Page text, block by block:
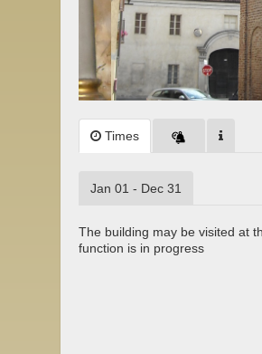
Times
Jan 01 - Dec 31
The building may be visited at
function is in progress